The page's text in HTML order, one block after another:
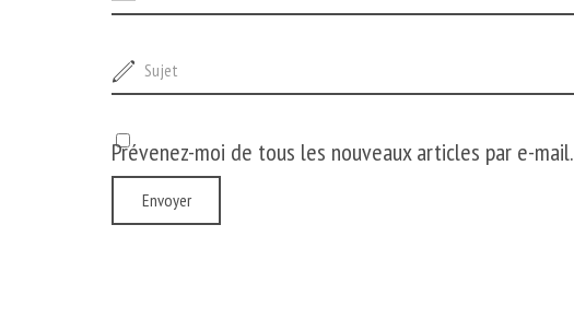
Prévenez-moi de tous les nouveaux articles par e-mail.